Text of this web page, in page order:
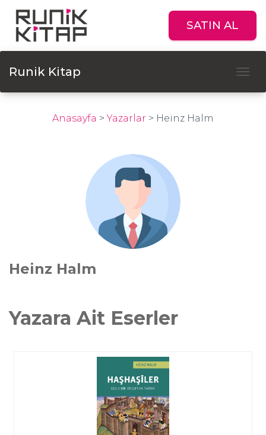
SATIN AL
Runik Kitap
Anasayfa >Yazarlar > Heinz Halm
Heinz Halm
Yazara Ait Eserler